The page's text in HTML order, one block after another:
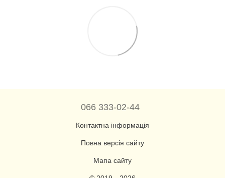
066 333-02-44
Контактна інформація
Повна версія сайту
Мапа сайту